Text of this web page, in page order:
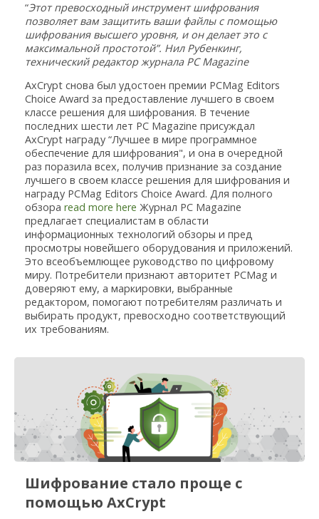
Войти
“Этот превосходный инструмент шифрования
позволяет вам защитить ваши файлы с помощью
шифрования высшего уровня, и он делает это с
максимальной простотой”. Нил Рубенкинг,
технический редактор журнала PC Magazine
AxCrypt снова был удостоен премии PCMag Editors
Choice Award за предоставление лучшего в своем
классе решения для шифрования. В течение
последних шести лет PC Magazine присуждал
AxCrypt награду “Лучшее в мире программное
обеспечение для шифрования", и она в очередной
раз поразила всех, получив признание за создание
лучшего в своем классе решения для шифрования и
награду PCMag Editors Choice Award. Для полного
обзора read more here Журнал PC Magazine
предлагает специалистам в области
информационных технологий обзоры и пред
просмотры новейшего оборудования и приложений.
Это всеобъемлющее руководство по цифровому
миру. Потребители признают авторитет PCMag и
доверяют ему, а маркировки, выбранные
редактором, помогают потребителям различать и
выбирать продукт, превосходно соответствующий
их требованиям.
Шифрование стало проще с
помощью AxCrypt